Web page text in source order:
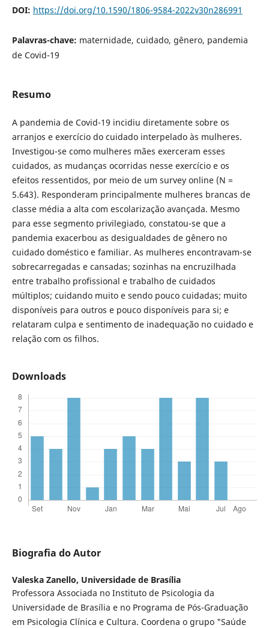
DOI: https://doi.org/10.1590/1806-9584-2022v30n286991
Palavras-chave: maternidade, cuidado, gênero, pandemia
de Covid-19
Resumo
A pandemia de Covid-19 incidiu diretamente sobre os
arranjos e exercício do cuidado interpelado às mulheres.
Investigou-se como mulheres mães exerceram esses
cuidados, as mudanças ocorridas nesse exercício e os
efeitos ressentidos, por meio de um survey online (N =
5.643). Responderam principalmente mulheres brancas de
classe média a alta com escolarização avançada. Mesmo
para esse segmento privilegiado, constatou-se que a
pandemia exacerbou as desigualdades de gênero no
cuidado doméstico e familiar. As mulheres encontravam-se
sobrecarregadas e cansadas; sozinhas na encruzilhada
entre trabalho profissional e trabalho de cuidados
múltiplos; cuidando muito e sendo pouco cuidadas; muito
disponíveis para outros e pouco disponíveis para si; e
relataram culpa e sentimento de inadequação no cuidado e
relação com os filhos.
Downloads
Biografia do Autor
Valeska Zanello, Universidade de Brasília
Professora Associada no Instituto de Psicologia da
Universidade de Brasília e no Programa de Pós-Graduação
em Psicologia Clínica e Cultura. Coordena o grupo "Saúde